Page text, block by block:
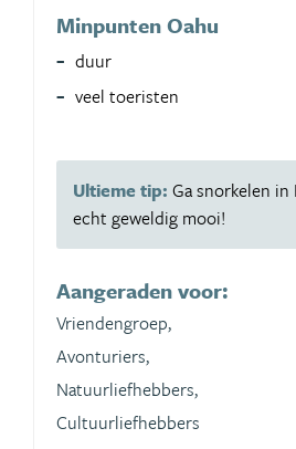
Minpunten Oahu
duur
veel toeristen
Ultieme tip: Ga snorkelen in
echt geweldig mooi!
Aangeraden voor:
Vriendengroep,
Avonturiers,
Natuurliefhebbers,
Cultuurliefhebbers